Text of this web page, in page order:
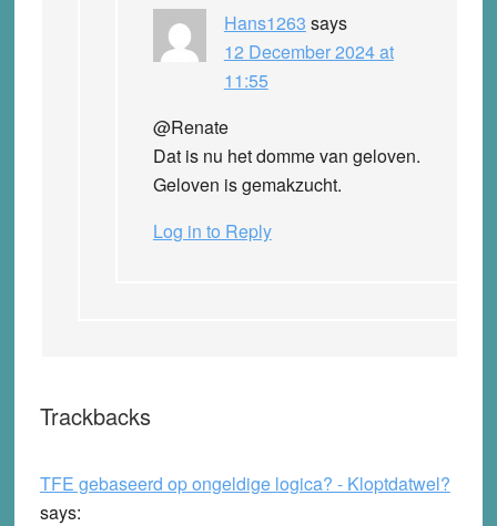
Hans1263 says
12 December 2024 at
11:55
@Renate
Dat is nu het domme van geloven.
Geloven is gemakzucht.
Log in to Reply
Trackbacks
TFE gebaseerd op ongeldige logica? - Kloptdatwel?
says: